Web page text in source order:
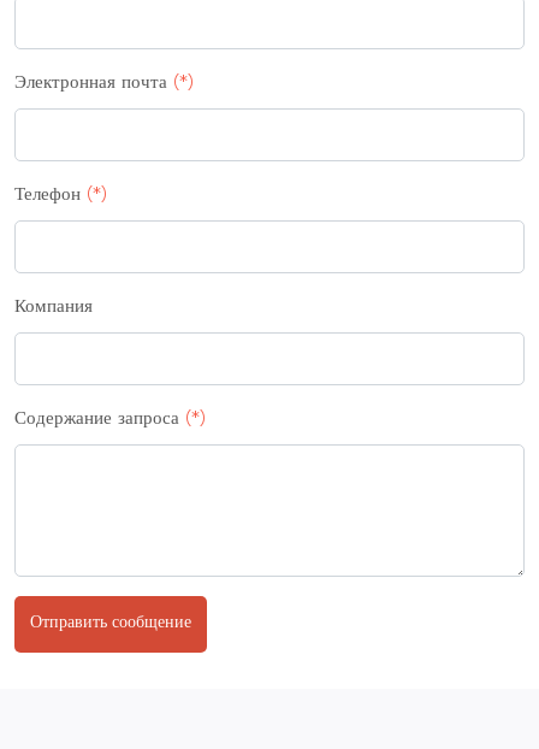
Электронная почта (*)
Телефон (*)
Компания
Содержание запроса (*)
Отправить сообщение